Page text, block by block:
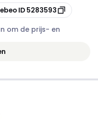
ID 5283593
om de prijs- en